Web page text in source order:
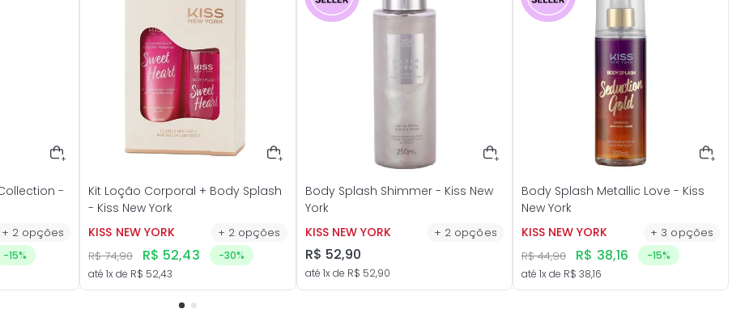
-
+ 2opções
-15%
Kit Loção Corporal + Body Splash
- Kiss New York
KISS NEW YORK
+ 2 opções
R$ 74,90 R$ 52,43 -30%
até1x de R$ 52,43
Body Splash Shimmer - Kiss New
York
KISS NEW YORK
+ 2 opções
R$ 52,90
até 1x de R$ 52,90
Body Splash Metallic Love - Kiss
New York
KISS NEW YORK
+ 3 opções
R$ 44,90 R$ 38,16 -15%
até 1x de R$ 38,16